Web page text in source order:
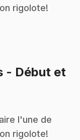
rigolote!
- Début et
l'une de
rigolote!